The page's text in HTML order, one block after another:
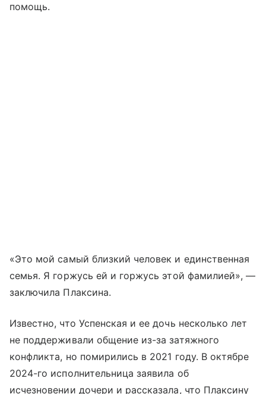
помощь.
«Это мой самый близкий человек и единственная
семья. Я горжусь ей и горжусь этой фамилией», —
заключила Плаксина.
Известно, что Успенская и ее дочь несколько лет
не поддерживали общение из-за затяжного
конфликта, но помирились в 2021 году. В октябре
2024-го исполнительница заявила об
исчезновении дочери и рассказала, что Плаксину